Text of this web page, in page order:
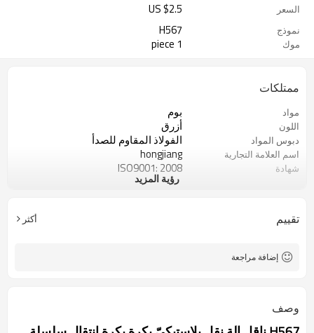
السعر US $2.5
نموذج H567
موك 1 piece
ممتلكات
مواد بوم
اللون أزرق
دبوس المواد الفولاذ المقاوم للصدأ
اسم العلامة التجارية hongjiang
شهادة ISO9001: 2008
آلات التعبئة والتغليف
رؤية المزيد
تقييم أكثر
إضافة مراجعة
وصف